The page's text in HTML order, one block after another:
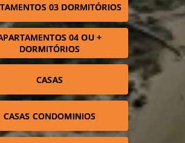
03 DORMITÓRIOS
04 OU +
DORMITÓRIOS
CASAS
CASAS CONDOMINIOS